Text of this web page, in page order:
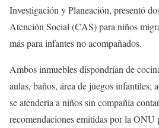
Investigación y Planeación, presentó
Atención Social (CAS) para niños
más para infantes no acompañados.
Ambos inmuebles dispondrían de
aulas, baños, área de juegos infantiles;
se atendería a niños sin compañía
recomendaciones emitidas por la ONU